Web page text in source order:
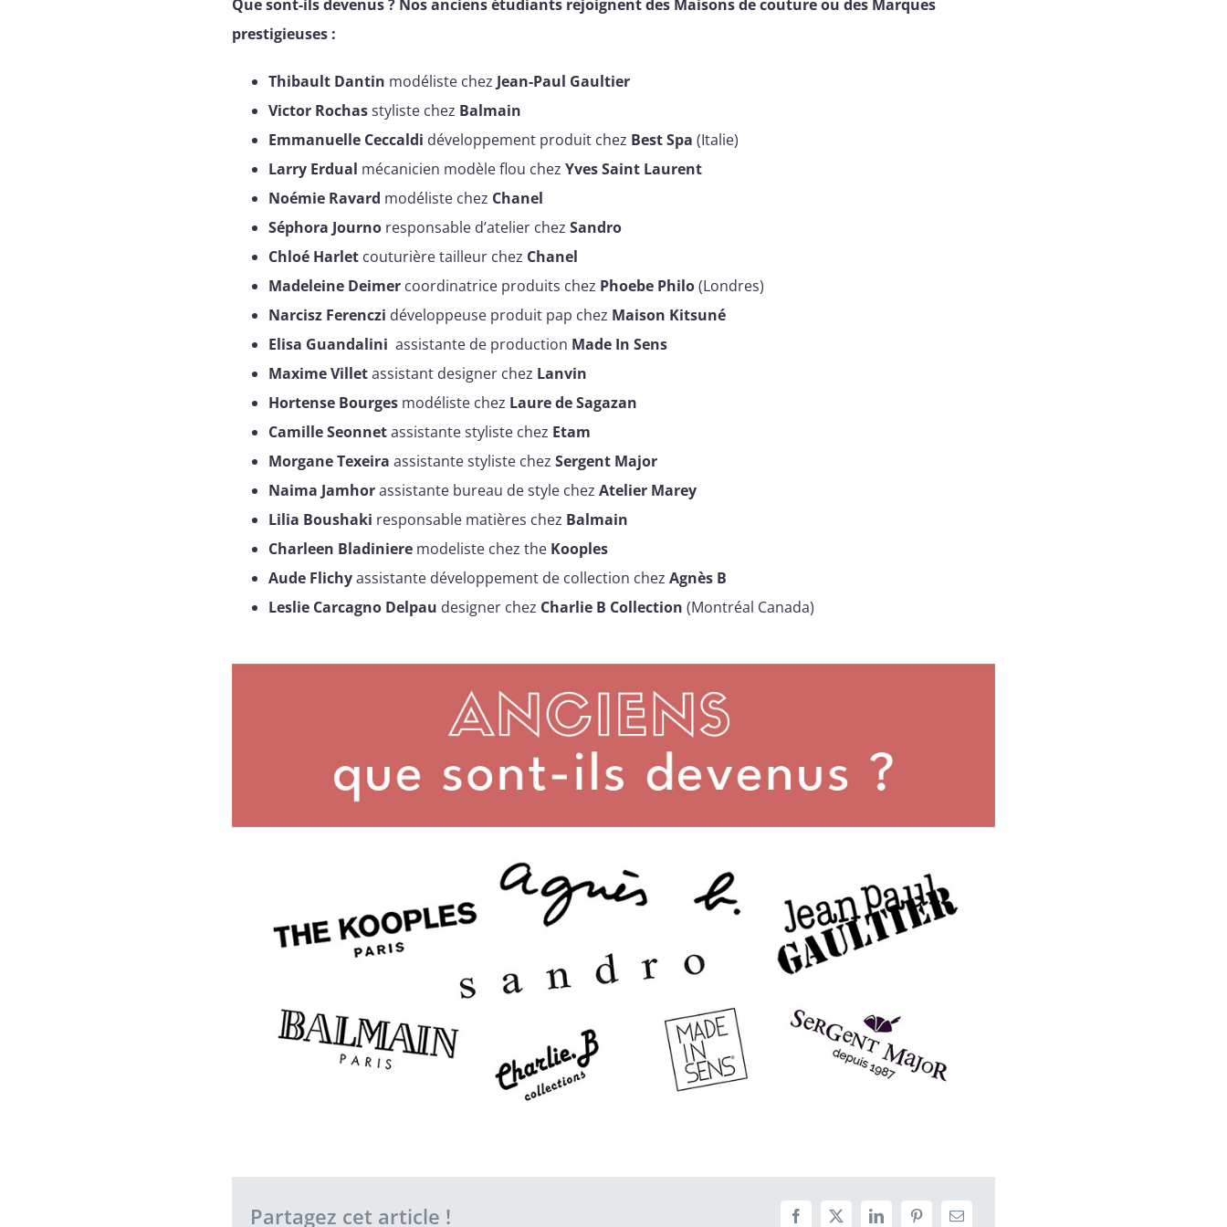
Que sont-ils devenus ? Nos anciens étudiants rejoignent des Maisons de couture ou des Marques
prestigieuses :
Thibault Dantin modéliste chez Jean-Paul Gaultier
Victor Rochasstyliste chez Balmain
Emmanuelle Ceccaldi développement produit chez Best Spa (Italie)
Larry Erdual mécanicien modèle flou chez Yves Saint Laurent
Noémie Ravard modéliste chez Chanel
Séphora Journoresponsable d’atelier chez Sandro
Chloé Harletcouturière tailleur chez Chanel
Madeleine Deimercoordinatrice produits chez Phoebe Philo(Londres)
Narcisz Ferenczi développeuse produit pap chez Maison Kitsuné
Elisa Guandalini assistante de production Made In Sens
Maxime Villetassistant designer chez Lanvin
Hortense Bourgesmodéliste chez Laure de Sagazan
Camille Seonnetassistante styliste chez Etam
Morgane Texeira assistante styliste chez Sergent Major
Naima Jamhorassistante bureau de style chez Atelier Marey
Lilia Boushaki responsable matières chez Balmain
Charleen Bladinieremodeliste chez the Kooples
Aude Flichyassistante développement de collection chez Agnès B
Leslie Carcagno Delpau designer chez Charlie B Collection (Montréal Canada)
Partagez cet article !